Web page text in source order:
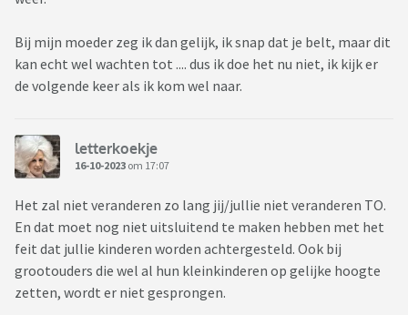
Bij mijn moeder zeg ik dan gelijk, ik snap dat je belt, maar dit
kan echt wel wachten tot .... dus ik doe het nu niet, ik kijk er
de volgende keer als ik kom wel naar.
letterkoekje
16-10-2023 om 17:07
Het zal niet veranderen zo lang jij/jullie niet veranderen TO.
En dat moet nog niet uitsluitend te maken hebben met het
feit dat jullie kinderen worden achtergesteld. Ook bij
grootouders die wel al hun kleinkinderen op gelijke hoogte
zetten, wordt er niet gesprongen.